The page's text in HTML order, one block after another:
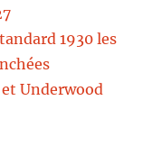
1930 les
Underwood